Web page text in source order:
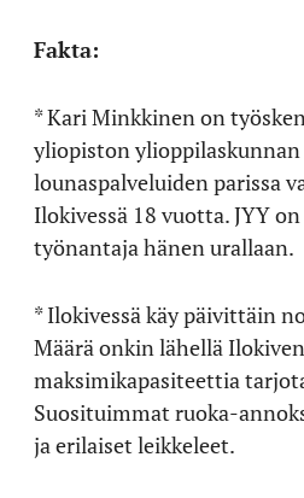
Fakta:
* Kari Minkkinen on
yliopiston
lounaspalveluiden parissa
Ilokivessä 18 vuotta. JYY
työnantaja hänen urallaan.
* Ilokivessä käy päivittäin
Määrä onkin lähellä Ilokiven
maksimikapasiteettia
Suosituimmat ruoka-
ja erilaiset leikkeleet.